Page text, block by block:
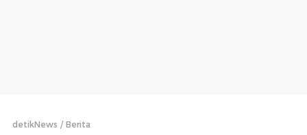
detikNews Berita